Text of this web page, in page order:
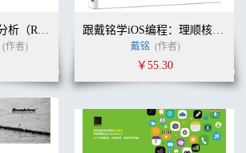
(作者) 戴铭 (作者)
￥55.30